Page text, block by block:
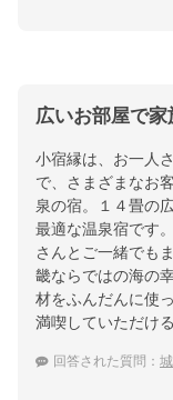
広いお部屋で
小宿縁は、お一人
で、さまざまなお
泉の宿。１４畳の
最適な温泉宿です
さんとご一緒でも
畿ならではの海の
材をふんだんに使
満喫していただけ
回答された質問： 城